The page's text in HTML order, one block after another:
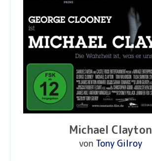
Michael Clayton
von Tony Gilroy